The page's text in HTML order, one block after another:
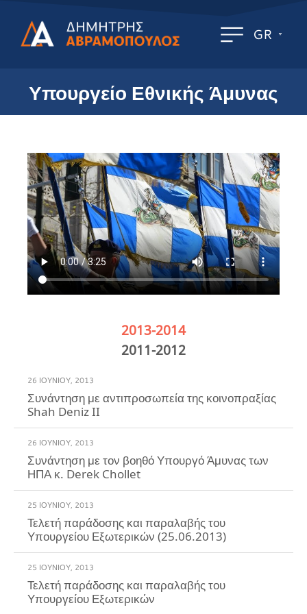
GR
Υπουργείο Εθνικής Άμυνας
2013-2014
2011-2012
26 ΙΟΥΝΊΟΥ, 2013
Συνάντηση με αντιπροσωπεία της κοινοπραξίας
Shah Deniz II
26 ΙΟΥΝΊΟΥ, 2013
Συνάντηση με τον βοηθό Υπουργό Άμυνας των
ΗΠΑ κ. Derek Chollet
25 ΙΟΥΝΊΟΥ, 2013
Τελετή παράδοσης και παραλαβής του
Υπουργείου Εξωτερικών (25.06.2013)
25 ΙΟΥΝΊΟΥ, 2013
Τελετή παράδοσης και παραλαβής του
Υπουργείου Εξωτερικών